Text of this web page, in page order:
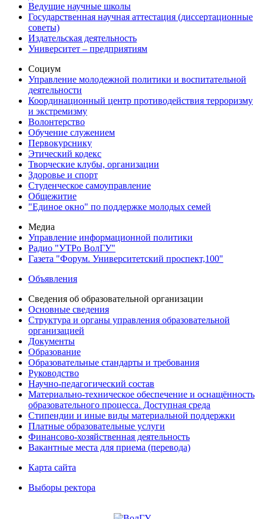
Ведущие научные школы
Государственная научная аттестация (диссертационные
советы)
Издательская деятельность
Университет – предприятиям
Социум
Управление молодежной политики и воспитательной
деятельности
Координационный центр противодействия терроризму
и экстремизму
Волонтерство
Обучение служением
Первокурснику
Этический кодекс
Творческие клубы, организации
Здоровье и спорт
Студенческое самоуправление
Общежитие
"Единое окно" по поддержке молодых семей
Медиа
Управление информационной политики
Радио "УТРо ВолГУ"
Газета "Форум. Университетский проспект,100"
Объявления
Сведения об образовательной организации
Основные сведения
Структура и органы управления образовательной
организацией
Документы
Образование
Образовательные стандарты и требования
Руководство
Научно-педагогический состав
Материально-техническое обеспечение и оснащённость
образовательного процесса. Доступная среда
Стипендии и иные виды материальной поддержки
Платные образовательные услуги
Финансово-хозяйственная деятельность
Вакантные места для приема (перевода)
Карта сайта
Выборы ректора